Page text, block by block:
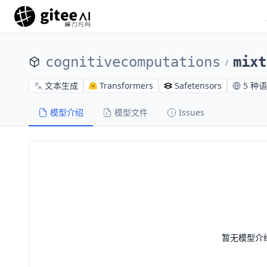
cognitivecomputations /
文本生成 Transformers Safetensors 5 种
模型介绍 模型文件 Issues
暂无模型介